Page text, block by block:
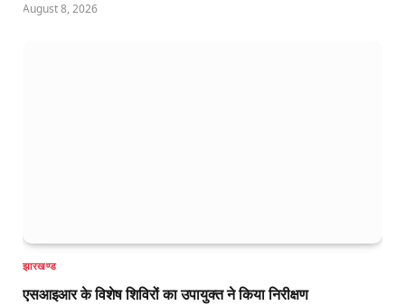
August 8, 2026
झारखण्ड
एसआइआर के विशेष शिविरों का उपायुक्त ने किया निरीक्षण